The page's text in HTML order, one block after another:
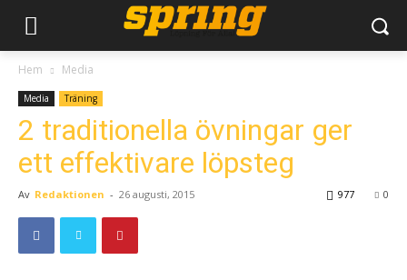
Hem Media
Media Träning
2 traditionella övningar ger
ett effektivare löpsteg
Av Redaktionen - 26 augusti, 2015 0
977